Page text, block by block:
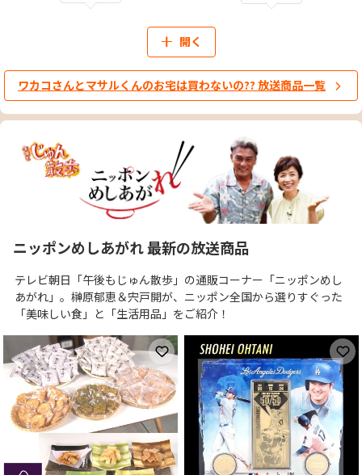
開く
ワカコさんとマサルくんのお宅は買わないの?? 放送商品一覧
ニッポンめしあがれ 最新の放送商品
テレビ朝日「午後もじゅん散歩」の通販コーナー「ニッポンめし
あがれ」。榊原郁恵＆宍戸開が、ニッポン全国から選りすぐった
「美味しい食」と「生活用品」をご紹介！
お気に入りに登録 お